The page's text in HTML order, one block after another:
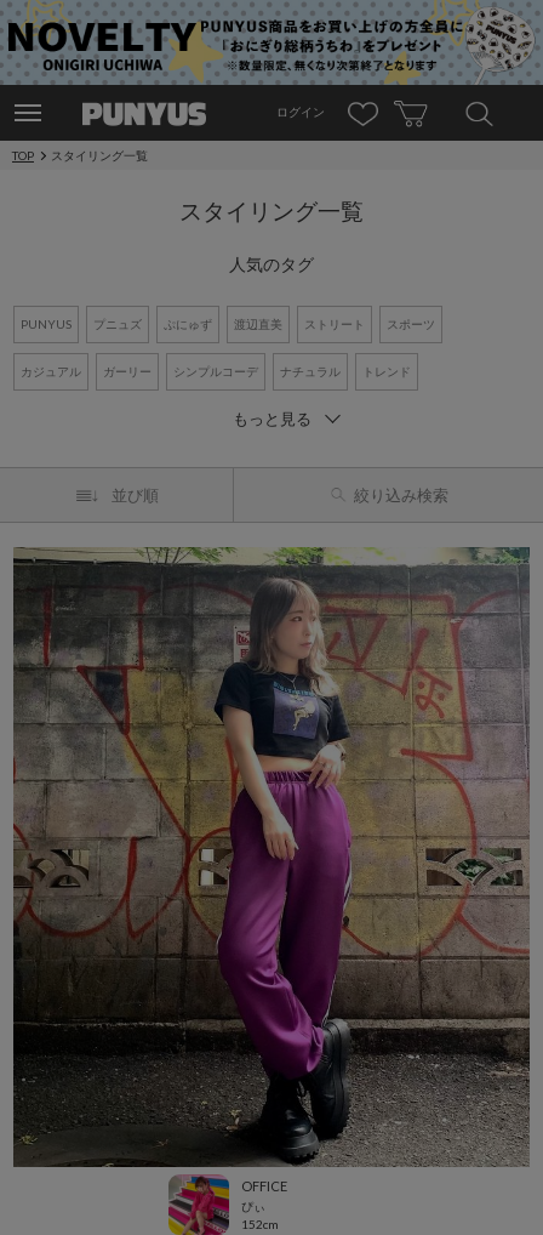
ログイン
TOP スタイリング一覧
スタイリング一覧
人気のタグ
PUNYUS プニュズ ぷにゅず 渡辺直美 ストリート スポーツ
カジュアル ガーリー シンプルコーデ ナチュラル トレンド
再入荷アイテム
ビッグシルエット Tシャツ デニム ワンピース シャツコーデ
もっと見る
並び順 絞り込み検索
OFFICE
ぴぃ
152cm